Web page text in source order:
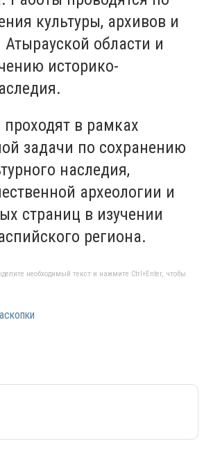
культуры, архивов и
области и
историко-
в рамках
задачи по сохранению
наследия,
археологии и
страниц в изучении
региона.
необходимый текст и нажмите Ctrl+Enter, чтобы